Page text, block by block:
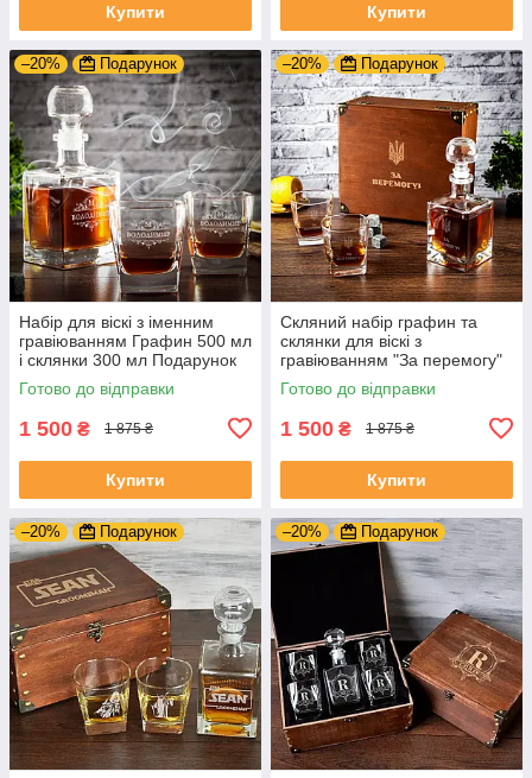
Купити Купити
–20% Подарунок
Набір для віскі з іменним
гравіюванням Графин 500 мл
і склянки 300 мл Подарунок
чоловікові шефу DS-0008
Готово до відправки
1 500 ₴ 1 875 ₴
Купити
–20% Подарунок
Скляний набір графин та
склянки для віскі з
гравіюванням "За перемогу"
на подарунок чоловікам
Готово до відправки
1 500 ₴ 1 875 ₴
Купити
–20% Подарунок –20% Подарунок